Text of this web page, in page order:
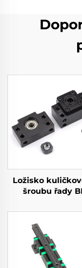
Ložisko
šroubu řady